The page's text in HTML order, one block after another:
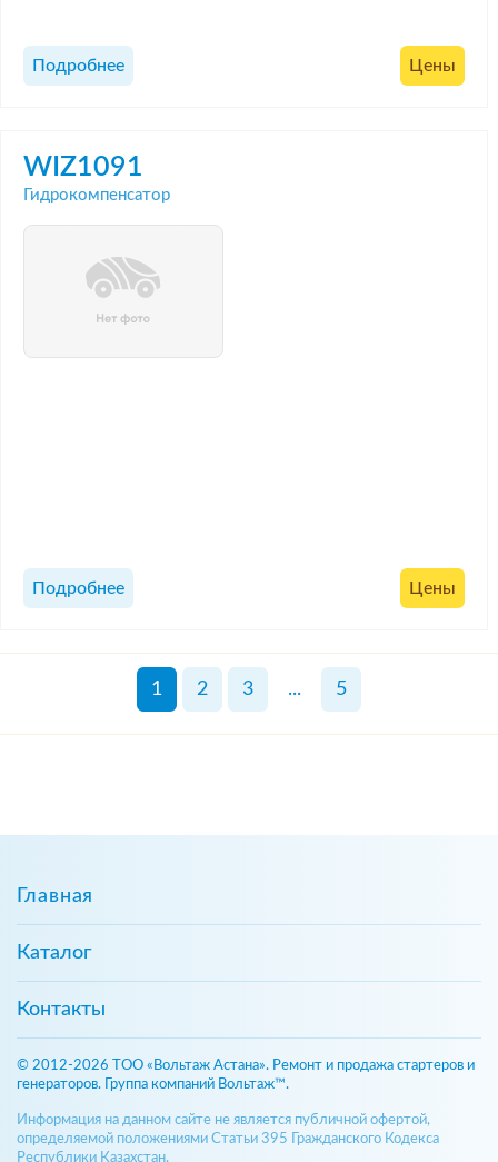
Подробнее Цены
WIZ1091
Гидрокомпенсатор
Подробнее Цены
1 2 3 ... 5
Главная
Каталог
Контакты
© 2012-2026 ТОО «Вольтаж Астана». Ремонт и продажа стартеров и
генераторов. Группа компаний Вольтаж™.
Информация на данном сайте не является публичной офертой,
определяемой положениями Статьи 395 Гражданского Кодекса
Республики Казахстан.